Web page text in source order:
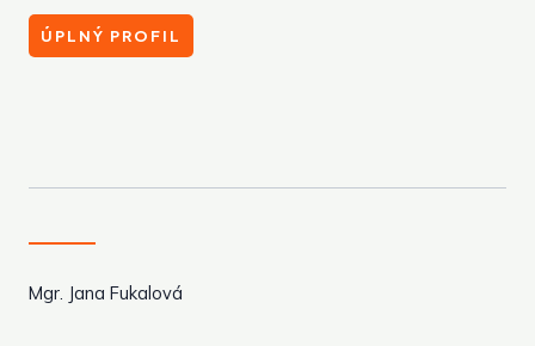
ÚPLNÝ PROFIL
Mgr. Jana Fukalová